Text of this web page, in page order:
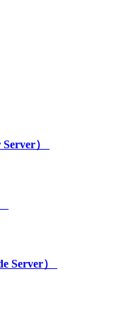
）
Server）